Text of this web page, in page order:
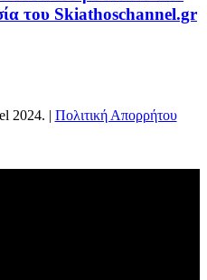
του Skiathoschannel.gr
2024. | Πολιτική Απορρήτου